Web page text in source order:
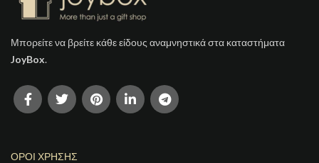
Μπορείτε να βρείτε κάθε είδους αναμνηστικά στα καταστήματα
JoyBox.
ΟΡΟΙ ΧΡΗΣΗΣ